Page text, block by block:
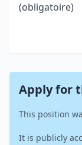
(obligatoire)
Apply for
This position
It is publicly